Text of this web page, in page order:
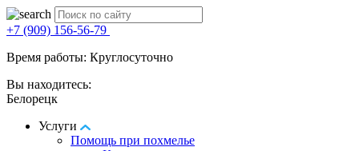
+7 (909) 156-56-79
Время работы: Круглосуточно
Вы находитесь:
Белорецк
Услуги
Помощь при похмелье